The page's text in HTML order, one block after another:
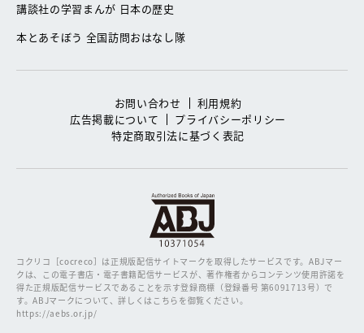
講談社の学習まんが 日本の歴史
本とあそぼう 全国訪問おはなし隊
お問い合わせ
利用規約
広告掲載について
プライバシーポリシー
特定商取引法に基づく表記
コクリコ［cocreco］は正規版配信サイトマークを取得したサービスです。ABJマー
クは、この電子書店・電子書籍配信サービスが、著作権者からコンテンツ使用許諾を
得た正規版配信サービスであることを示す登録商標（登録番号 第6091713号）で
す。ABJマークについて、詳しくはこちらを御覧ください。
https://aebs.or.jp/